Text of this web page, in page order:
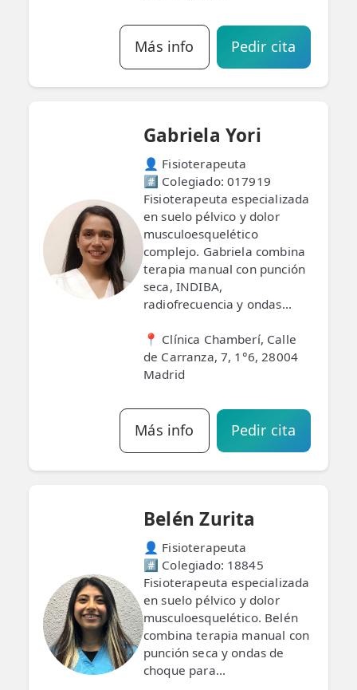
Más info Pedir cita
Gabriela Yori
👤 Fisioterapeuta
#️⃣ Colegiado: 017919
Fisioterapeuta especializada
en suelo pélvico y dolor
musculoesquelético
complejo. Gabriela combina
terapia manual con punción
seca, INDIBA,
radiofrecuencia y ondas...
📍 Clínica Chamberí, Calle
de Carranza, 7, 1°6, 28004
Madrid
Más info Pedir cita
Belén Zurita
👤 Fisioterapeuta
#️⃣ Colegiado: 18845
Fisioterapeuta especializada
en suelo pélvico y dolor
musculoesquelético. Belén
combina terapia manual con
punción seca y ondas de
choque para...